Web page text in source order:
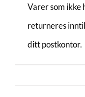
Varer som ikke
returneres
ditt postkontor.